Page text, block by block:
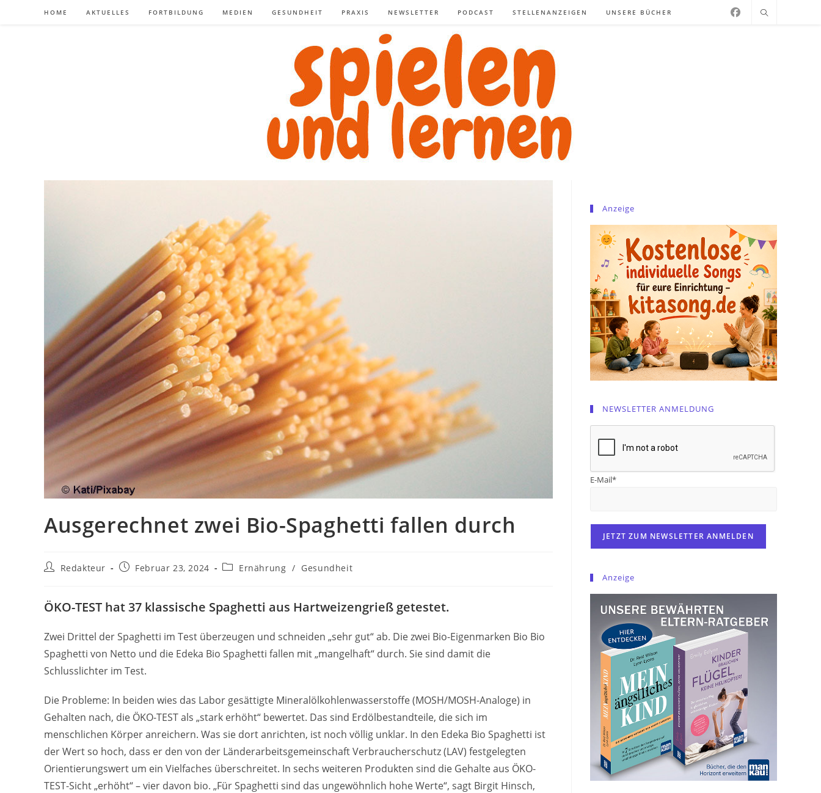
HOME AKTUELLES FORTBILDUNG MEDIEN GESUNDHEIT PRAXIS NEWSLETTER PODCAST STELLENANZEIGEN UNSERE BÜCHER
Ausgerechnet zwei Bio-Spaghetti fallen durch
Beitrags-
Redakteur
BeitragFebruar 23, 2024
Beitrags-
Ernährung / Gesundheit
ÖKO-TEST hat 37 klassische Spaghetti aus Hartweizengrieß getestet.
Zwei Drittel der Spaghetti im Test überzeugen und schneiden „sehr gut“ ab. Die zwei Bio-Eigenmarken Bio Bio
Spaghetti von Netto und die Edeka Bio Spaghetti fallen mit „mangelhaft“ durch. Sie sind damit die
Schlusslichter im Test.
Die Probleme: In beiden wies das Labor gesättigte Mineralölkohlenwasserstoffe (MOSH/MOSH-Analoge) in
Gehalten nach, die ÖKO-TEST als „stark erhöht“ bewertet. Das sind Erdölbestandteile, die sich im
menschlichen Körper anreichern. Was sie dort anrichten, ist noch völlig unklar. In den Edeka Bio Spaghetti ist
der Wert so hoch, dass er den von der Länderarbeitsgemeinschaft Verbraucherschutz (LAV) festgelegten
Orientierungswert um ein Vielfaches überschreitet. In sechs weiteren Produkten sind die Gehalte aus ÖKO-
TEST-Sicht „erhöht“ – vier davon bio. „Für Spaghetti sind das ungewöhnlich hohe Werte“, sagt Birgit Hinsch,
Anzeige
NEWSLETTER ANMELDUNG
E-Mail*
Anzeige